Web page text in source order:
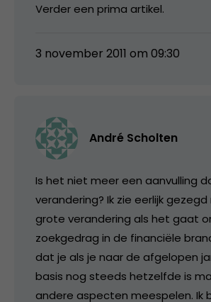
Verder een prima artikel.
3 november 2011 om 09:30
André Scholten
Is het niet meer een aanvulling
verandering? Ik zie eerlijk gezegd
grote verandering als het gaat
zoekgedrag in de financiële
dat je als je naar de afgelopen
basis nog steeds hetzelfde is
andere aspecten meespelen. Ik